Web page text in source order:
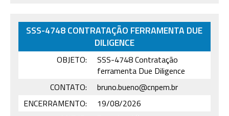
SSS-4748 CONTRATAÇÃO FERRAMENTA DUE
DILIGENCE
OBJETO:
SSS-4748 Contratação
ferramenta Due Diligence
CONTATO:
bruno.bueno@cnpem.br
ENCERRAMENTO:
19/08/2026